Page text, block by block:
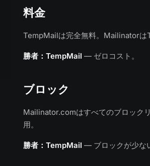
料金
TempMailは完全無料。Mailinatorは
勝者：TempMail — ゼロコスト。
ブロック
Mailinator.comはすべてのブロック
用。
勝者：TempMail — ブロックが少な